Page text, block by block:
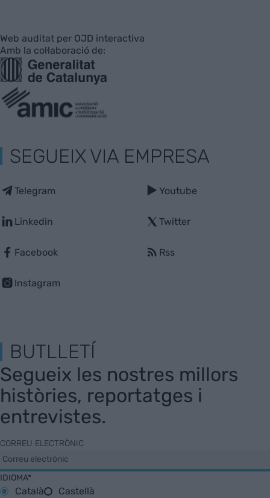
Web auditat per OJD interactiva
Amb la col·laboració de:
SEGUEIX VIA EMPRESA
Telegram
Linkedin
Facebook
Instagram
Youtube
Twitter
Rss
BUTLLETÍ
Segueix les nostres millors
històries, reportatges i
entrevistes.
CORREU ELECTRÒNIC
IDIOMA*
Català Castellà